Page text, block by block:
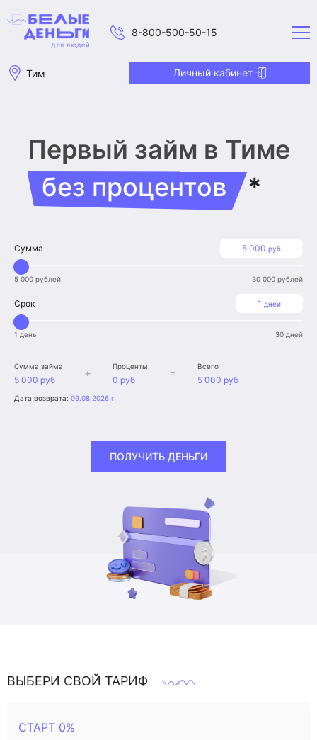
8-800-500-50-15
Тим Личный кабинет
Первый займ в Тиме
без процентов
*
5 000 руб
Сумма
5 000 рублей 30 000 рублей
1 дней
Срок
1 день 30 дней
Сумма займа
5 000 руб
+ Проценты
0 руб
= Всего
5 000 руб
Дата возврата: 09.08.2026 г.
ПОЛУЧИТЬ ДЕНЬГИ
ВЫБЕРИ СВОЙ ТАРИФ
СТАРТ 0%